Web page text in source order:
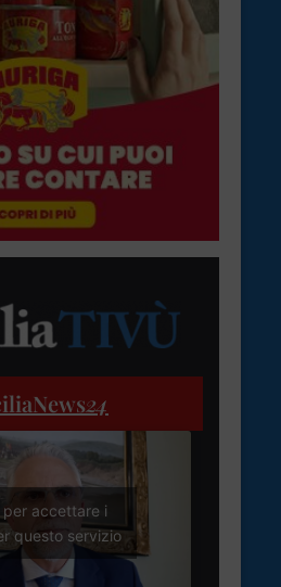
24
per accettare i
questo servizio